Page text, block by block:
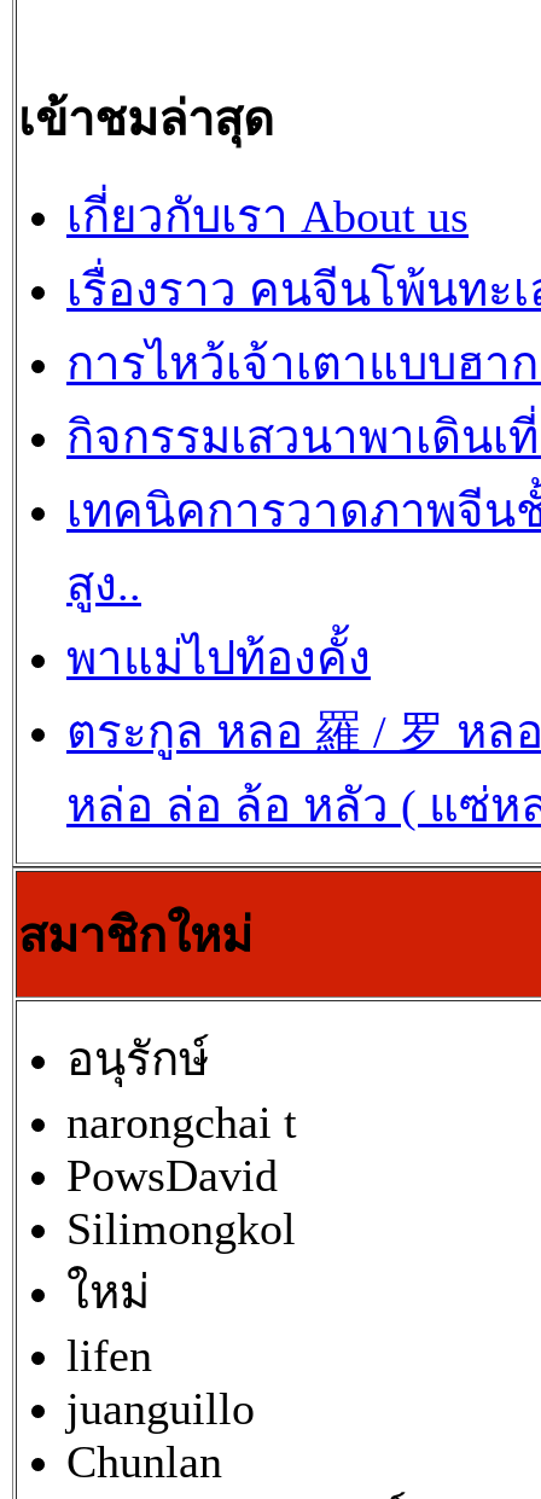
เข้าชมล่าสุด
เกี่ยวกับเรา About us
เรื่องราว คนจีนโพ้นทะ
การไหว้เจ้าเตาแบบฮา
กิจกรรมเสวนาพาเดินเ
เทคนิคการวาดภาพจีน
สูง..
พาแม่ไปท้องคั้ง
ตระกูล หลอ 羅 / 罗 หล
หล่อ ล่อ ล้อ หลัว ( แซ่ห
สมาชิกใหม่
อนุรักษ์
narongchai t
PowsDavid
Silimongkol
ใหม่
lifen
juanguillo
Chunlan